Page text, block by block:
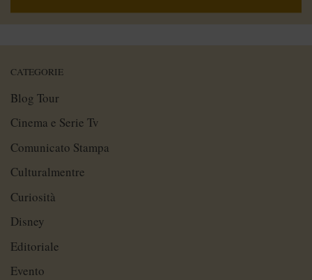
CATEGORIE
Blog Tour
Cinema e Serie Tv
Comunicato Stampa
Culturalmentre
Curiosità
Disney
Editoriale
Evento